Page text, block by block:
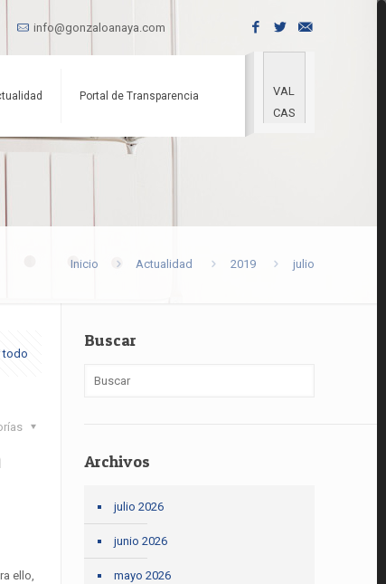
info@gonzaloanaya.com
Portal de Transparencia
VAL
CAS
Inicio Actualidad 2019 julio
todo
ello,
Buscar
Archivos
julio 2026
junio 2026
mayo 2026